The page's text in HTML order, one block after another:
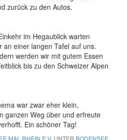
zurück zu den Autos.
im Hegaublick warten
an einer langen Tafel auf uns.
werden wir mit gutem Essen
bis zu den Schweizer Alpen
war zwar eher klein,
ganzen Weg über und erfreute
Ein schöner Tag!
MAL RHEIN E.V. UNTER BODENSEE